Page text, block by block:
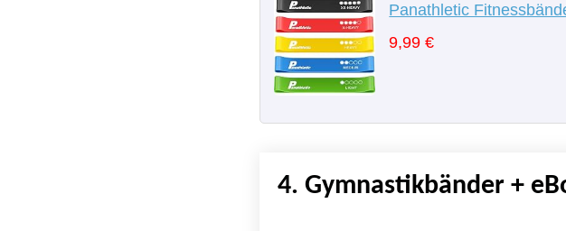
9,99 €
4. Gymnastikbänder +